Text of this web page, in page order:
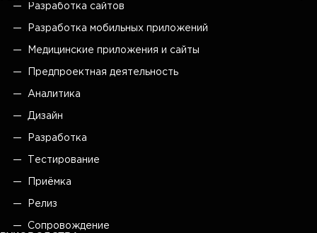
Разработка сайтов
Разработка мобильных приложений
Медицинские приложения и сайты
Предпроектная деятельность
Аналитика
Дизайн
Разработка
Тестирование
Приёмка
Релиз
Сопровождение